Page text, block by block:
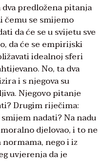
predložena pitanja
čemu se smijemo
da će se u svijetu sve
da će se empirijski
idealnoj sferi
No, ta dva
i s njegova su
Njegovo pitanje
Drugim riječima:
nadati? Na nadu
djelovao, i to ne
nego i iz
uvjerenja da je